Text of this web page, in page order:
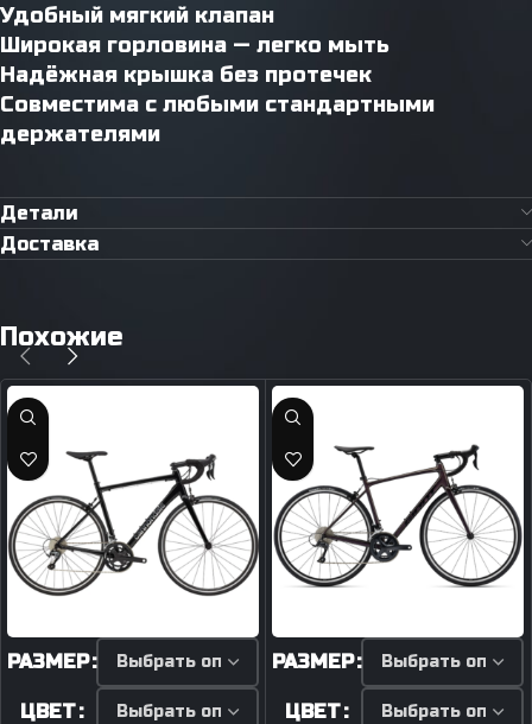
Удобный мягкий клапан
Широкая горловина — легко мыть
Надёжная крышка без протечек
Совместима с любыми стандартными
держателями
Детали
Доставка
Похожие
РАЗМЕР
ЦВЕТ
РАЗМЕР
ЦВЕТ